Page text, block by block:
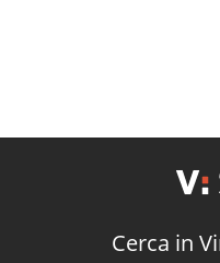
Cerca in